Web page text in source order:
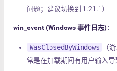
问题；建议切换到 1.21.1）
win_event (Windows 事件日志)：
WasClosedByWindows
（
常是在加载期间有用户输入导